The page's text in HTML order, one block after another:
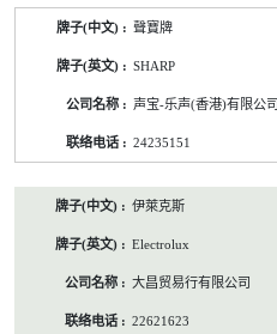
聲寶牌
SHARP
声宝-乐声(香港)有限公司
24235151
伊萊克斯
Electrolux
大昌贸易行有限公司
22621623